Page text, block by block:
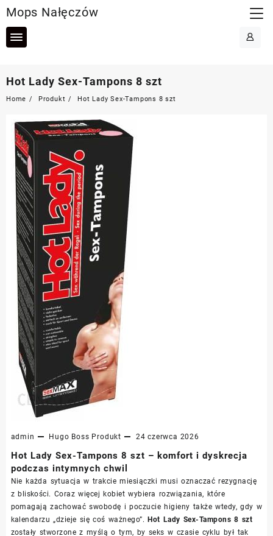
to
content
Mops Nałęczów
Hot Lady Sex-Tampons 8 szt
Home Produkt Hot Lady Sex-Tampons 8 szt
admin Hugo Boss Produkt 24 czerwca 2026
Hot Lady Sex-Tampons 8 szt – komfort i dyskrecja
podczas intymnych chwil
Nie każda sytuacja w trakcie miesiączki musi oznaczać rezygnację
z bliskości. Coraz więcej kobiet wybiera rozwiązania, które
pomagają zachować swobodę i poczucie higieny także wtedy, gdy w
kalendarzu „dzieje się coś ważnego”.Hot Lady Sex-Tampons 8 szt
zostały stworzone z myślą o tym, by seks w czasie cyklu był tak